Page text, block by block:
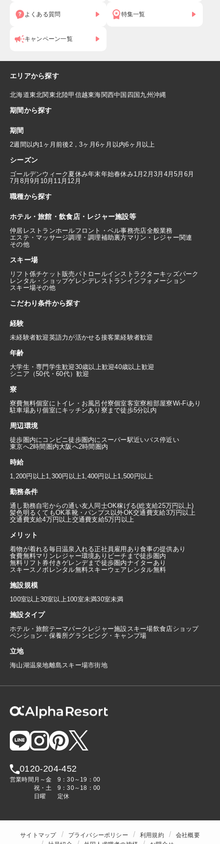
よくある質問 特集一覧
キャンペーン一覧
エリアから探す
北海道東北関東北陸甲信越東海関西中国 四国九州沖縄
期間から探す
期間
2週間以内1ヶ月前後 2，3ヶ月 6ヶ月以内6ヶ月以上
シーズン
ゴールデンウィーク 夏休み年末年始春休み1月 2月3月 4月5月 6月
7月 8月9月 10月 11月 12月
職種から探す
ホテル・旅館・飲食店・レジャー施設等
仲居 レストランホールフロント・ベル事務売店全般業務
エステ・マッサージ調理・調理補助裏方マリン・レジャー関連
その他
スキー場
リフト係チケット販売パトロールインストラクターキッズパーク
レンタル・ショップゲレンデレストラン インフォメーション
スキー場その他
こだわり条件から探す
経験
未経験者歓迎英語力が活かせる接客業経験者歓迎
年齢
大学生・専門学生歓迎30歳以上歓迎40歳以上歓迎
シニア（50代・60代）歓迎
寮
寮費無料個室にトイレ・お風呂付寮個室客室寮相部屋寮Wi-Fiあり
駐車場あり個室にキッチンあり 寮まで徒歩5分以内
周辺環境
徒歩圏内にコンビニ徒歩圏内にスーパー駅近いバス停近い
東京へ2時間圏内大阪へ2時間圏内
時給
1,200円以上1,300円以上1,400円以上1,500円以上
勤務条件
通し勤務自宅からの通い友人同士OK稼げる(総支給25万円以上)
髪色明るくてもOK革靴・パンプス以外OK交通費支給3万円以上
交通費支給4万円以上交通費支給5万円以上
メリット
着物が着れる毎日温泉入れる正社員雇用あり食事の提供あり
食費無料マリンレジャー環境あり ビーチまで徒歩圏内
無料リフト券付きゲレンデまで徒歩圏内ナイターあり
スキースノボレンタル無料スキーウェアレンタル無料
施設規模
100室以上30室以上100室未満30室未満
施設タイプ
ホテル・旅館テーマパーク レジャー施設 スキー場飲食店ショップ
ペンション・保養所グランピング・キャンプ場
立地
海山湖温泉地離島 スキー場市街地
0120-204-452
営業時間 月～金
9：30～19：00
祝・土
9：30～18：00
日曜
定休
サイトマップ プライバシーポリシー 利用規約
会社概要